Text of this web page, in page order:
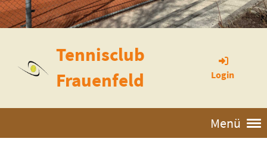
Tennisclub
Frauenfeld
Login
Menü